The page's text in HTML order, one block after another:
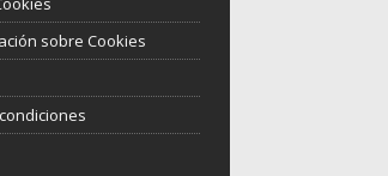
sobre Cookies